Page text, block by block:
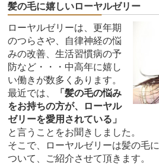
髪の毛に嬉しいローヤルゼリー
ローヤルゼリーは、更年期
のつらさや、自律神経の悩
みの改善、生活習慣病の予
防など・・・中高年に嬉し
い働きが数多くあります。
最近では、
「髪の毛の悩み
をお持ちの方が、ローヤル
ゼリーを愛用されている」
と言うことをお聞きしました。
そこで、ローヤルゼリーは髪の毛
ついて、ご紹介させて頂きます。